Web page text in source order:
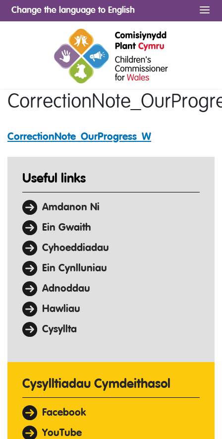
Change the language to English
CorrectionNote_OurProgress_W
Useful links
Amdanon Ni
Ein Gwaith
Cyhoeddiadau
Ein Cynlluniau
Adnoddau
Hawliau
Cysyllta
Cysylltiadau Cymdeithasol
Facebook
YouTube